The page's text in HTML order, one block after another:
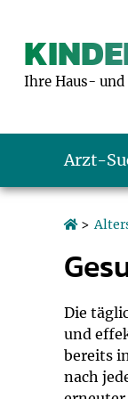
Ihre Haus- und
Arzt-
>
Die
und
bereits
nach